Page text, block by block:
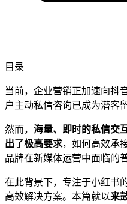
目录
当前，企业营销正加速向抖
户主动私信咨询已成为潜客
然而， 海量、即时的私信交
出了极高要求，如何高效承
品牌在新媒体运营中面临的
在此背景下，专注于小红书
高效解决方案。本篇就以来